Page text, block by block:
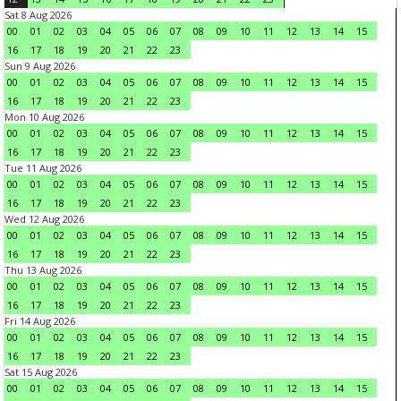
Sat 8 Aug 2026
00
01 02 03 04 05 06 07 08 09 10 11 12 13 14
15
16
17 18 19 20 21 22
23
Sun 9 Aug 2026
00
01 02 03 04 05 06 07 08 09 10 11 12 13 14
15
16
17 18 19 20 21 22
23
Mon 10 Aug 2026
00
01 02 03 04 05 06 07 08 09 10 11 12 13 14
15
16
17 18 19 20 21 22
23
Tue 11 Aug 2026
00
01 02 03 04 05 06 07 08 09 10 11 12 13 14
15
16
17 18 19 20 21 22
23
Wed 12 Aug 2026
00
01 02 03 04 05 06 07 08 09 10 11 12 13 14
15
16
17 18 19 20 21 22
23
Thu 13 Aug 2026
00
01 02 03 04 05 06 07 08 09 10 11 12 13 14
15
16
17 18 19 20 21 22
23
Fri 14 Aug 2026
00
01 02 03 04 05 06 07 08 09 10 11 12 13 14
15
16
17 18 19 20 21 22
23
Sat 15 Aug 2026
00
01 02 03 04 05 06 07 08 09 10 11 12 13 14
15